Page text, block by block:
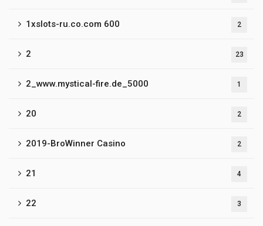
1xslots-ru.co.com 600 2
2 23
2_www.mystical-fire.de_5000 1
20 2
2019-BroWinner Casino 2
21 4
22 3